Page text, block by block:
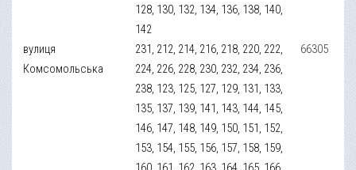
128, 130, 132, 134, 136, 138, 140,
142
вулиця
Комсомольська
231, 212, 214, 216, 218, 220, 222,
224, 226, 228, 230, 232, 234, 236,
238, 123, 125, 127, 129, 131, 133,
135, 137, 139, 141, 143, 144, 145,
146, 147, 148, 149, 150, 151, 152,
153, 154, 155, 156, 157, 158, 159,
66305